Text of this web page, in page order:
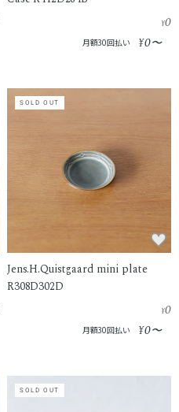
¥0
月額30回払い ¥0〜
SOLD OUT
Jens.H.Quistgaard mini plate
R308D302D
¥0
月額30回払い ¥0〜
SOLD OUT